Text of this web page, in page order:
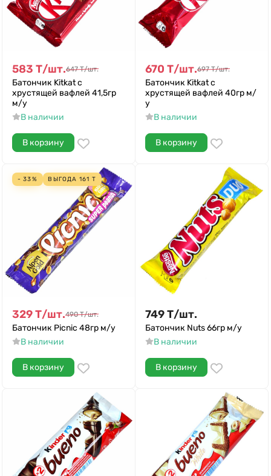
583 Т/шт.647 Т/шт.
Батончик Kitkat с
хрустящей вафлей 41,5гр
м/у
В наличии
В корзину
670 Т/шт.697 Т/шт.
Батончик Kitkat с
хрустящей вафлей 40гр м/
у
В наличии
В корзину
- 33% ВЫГОДА 161 Т
329Т/шт.490 Т/шт.
Батончик Picnic 48гр м/у
В наличии
В корзину
749Т/шт.
Батончик Nuts 66гр м/у
В наличии
В корзину